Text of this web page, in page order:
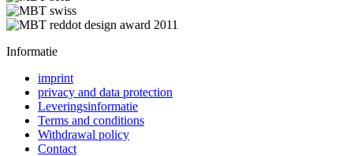
Informatie
imprint
privacy and data protection
Leveringsinformatie
Terms and conditions
Withdrawal policy
Contact